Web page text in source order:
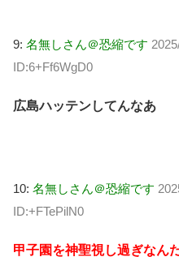
9: 名無しさん＠恐縮です
ID:6+Ff6WgD0
広島ハッテンしてんなあ
10: 名無しさん＠恐縮です
ID:+FTePilN0
甲子園を神聖視し過ぎなん